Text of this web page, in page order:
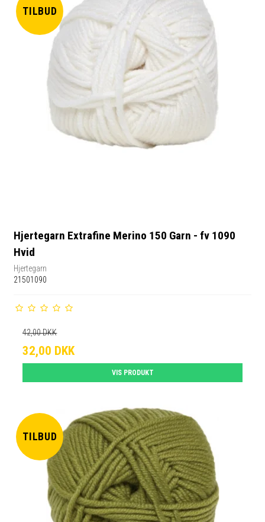
TILBUD
Hjertegarn Extrafine Merino 150 Garn - fv 1090
Hvid
Hjertegarn
21501090
42,00 DKK
32,00 DKK
VIS PRODUKT
TILBUD